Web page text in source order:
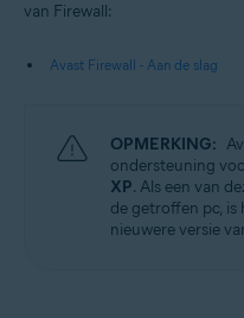
van Firewall:
Avast Firewall - Aan de slag
OPMERKING:
ondersteuning
XP. Als een van
de getroffen pc, is
nieuwere versie